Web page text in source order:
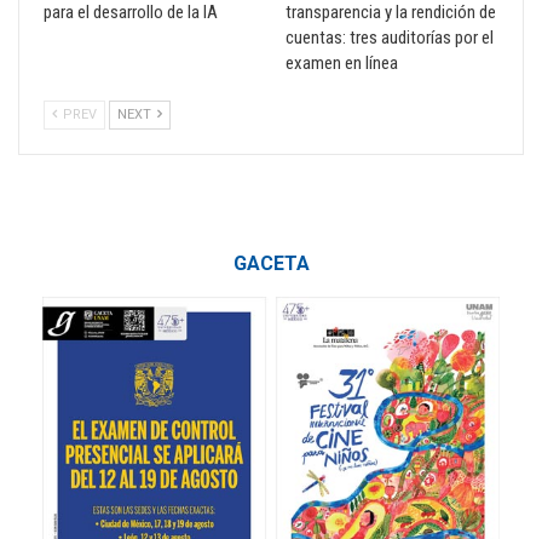
para el desarrollo de la IA
transparencia y la rendición de
cuentas: tres auditorías por el
examen en línea
PREV NEXT
GACETA